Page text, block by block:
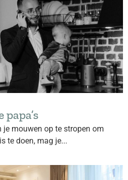
mouwen op te stropen om
te doen, mag je...